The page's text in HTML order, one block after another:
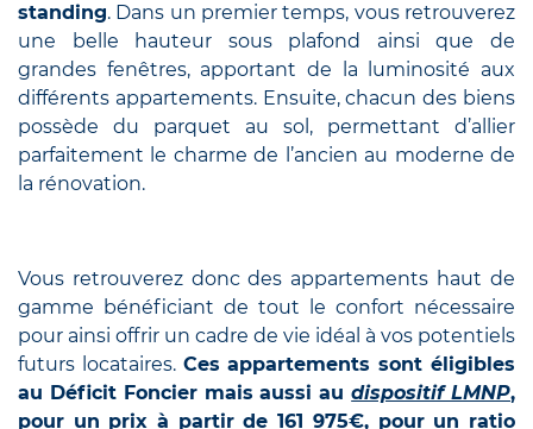
standing. Dans un premier temps, vous retrouverez
une belle hauteur sous plafond ainsi que de
grandes fenêtres, apportant de la luminosité aux
différents appartements. Ensuite, chacun des biens
possède du parquet au sol, permettant d’allier
parfaitement le charme de l’ancien au moderne de
la rénovation.
Vous retrouverez donc des appartements haut de
gamme bénéficiant de tout le confort nécessaire
pour ainsi offrir un cadre de vie idéal à vos potentiels
futurs locataires. Ces appartements sont éligibles
au Déficit Foncier mais aussi audispositif LMNP,
pour un prix à partir de 161 975€, pour un ratio